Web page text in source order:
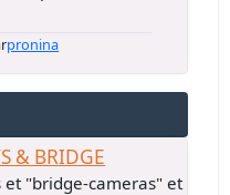
pronina
& BRIDGE
et "bridge-cameras" et